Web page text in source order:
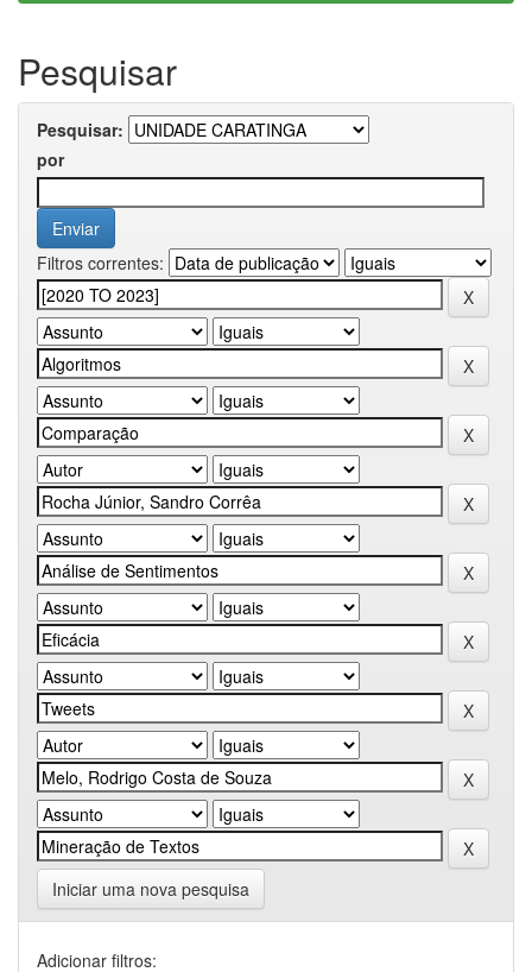
Pesquisar
Pesquisar:
por
Filtros correntes:
Iniciar uma nova pesquisa
Adicionar filtros: